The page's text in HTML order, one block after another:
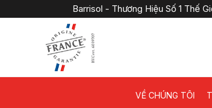
Barrisol - Thương Hiệu Số 1 Thế
VỀ CHÚNG TÔI